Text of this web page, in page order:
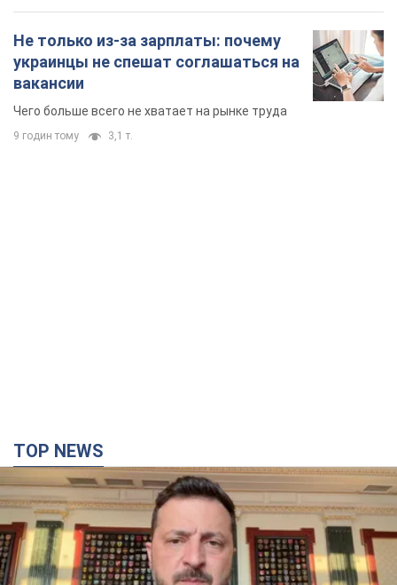
Не только из-за зарплаты: почему
украинцы не спешат соглашаться на
вакансии
Чего больше всего не хватает на рынке труда
9 годин тому 3,1 т.
TOP NEWS